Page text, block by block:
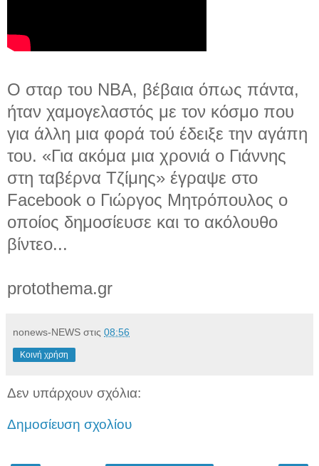
O σταρ του NBA, βέβαια όπως πάντα,
ήταν χαμογελαστός με τον κόσμο που
για άλλη μια φορά τού έδειξε την αγάπη
του. «Για ακόμα μια χρονιά ο Γιάννης
στη ταβέρνα Τζίμης» έγραψε στο
Facebook ο Γιώργος Μητρόπουλος ο
οποίος δημοσίευσε και το ακόλουθο
βίντεο...
protothema.gr
nonews-NEWS στις 08:56
Κοινή χρήση
Δεν υπάρχουν σχόλια:
Δημοσίευση σχολίου